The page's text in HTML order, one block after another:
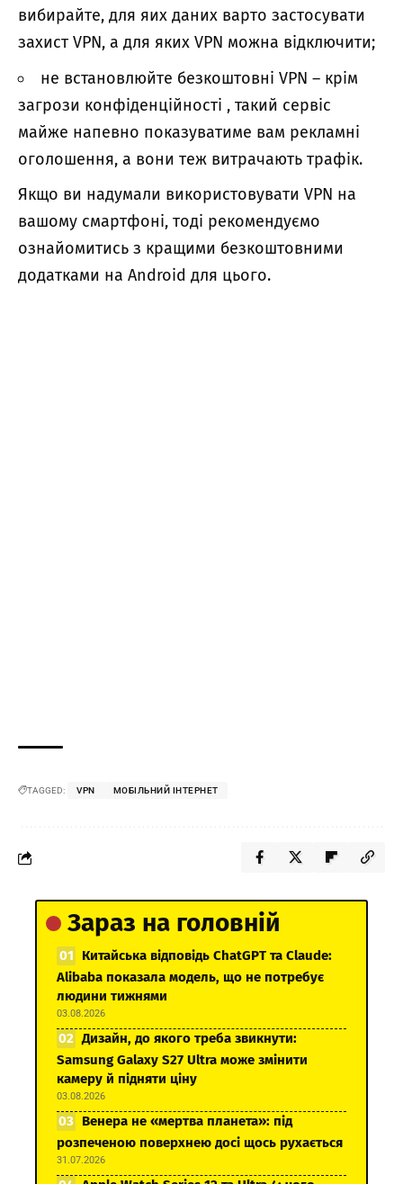
вибирайте, для яих даних варто застосувати
захист VPN, а для яких VPN можна відключити;
не встановлюйте безкоштовні VPN – крім
загрози конфіденційності , такий сервіс
майже напевно показуватиме вам рекламні
оголошення, а вони теж витрачають трафік.
Якщо ви надумали використовувати VPN на
вашому смартфоні, тоді рекомендуємо
ознайомитись з кращими безкоштовними
додатками на Android для цього.
TAGGED: VPN МОБІЛЬНИЙ ІНТЕРНЕТ
Зараз на головній
Китайська відповідь ChatGPT та Claude:
Alibaba показала модель, що не потребує
людини тижнями
03.08.2026
Дизайн, до якого треба звикнути:
Samsung Galaxy S27 Ultra може змінити
камеру й підняти ціну
03.08.2026
Венера не «мертва планета»: під
розпеченою поверхнею досі щось рухається
31.07.2026